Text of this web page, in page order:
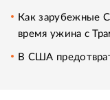
Как зарубежные
время ужина с
В США